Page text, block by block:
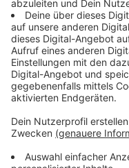
Der Stoff ist ungiftig
Regel Feuer. In dem
nicht gebrannt; es
einen Fehlalarm. Die
Gegen 14.30 Uhr
Düsseldorfbeendet.
Löschanlage